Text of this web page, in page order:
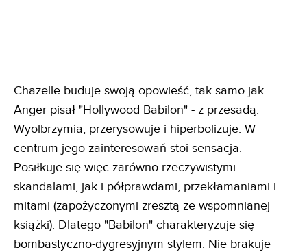
Chazelle buduje swoją opowieść, tak samo jak
Anger pisał "Hollywood Babilon" - z przesadą.
Wyolbrzymia, przerysowuje i hiperbolizuje. W
centrum jego zainteresowań stoi sensacja.
Posiłkuje się więc zarówno rzeczywistymi
skandalami, jak i półprawdami, przekłamaniami i
mitami (zapożyczonymi zresztą ze wspomnianej
książki). Dlatego "Babilon" charakteryzuje się
bombastyczno-dygresyjnym stylem. Nie brakuje